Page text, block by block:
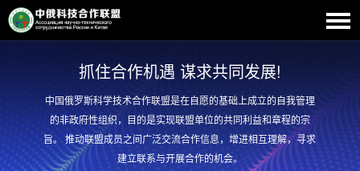
抓住合作机遇 谋求共同发展!
中国俄罗斯科学技术合作联盟是在自愿的基础上成立的自我管理
的非政府性组织，目的是实现联盟单位的共同利益和章程的宗
旨。 推动联盟成员之间广泛交流合作信息，增进相互理解，寻求
建立联系与开展合作的机会。